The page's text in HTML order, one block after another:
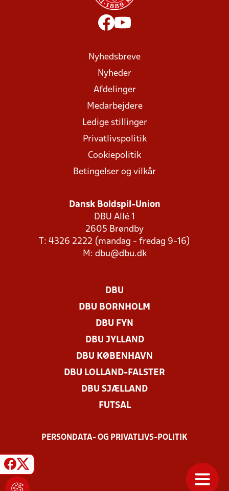
Nyhedsbreve
Nyheder
Afdelinger
Medarbejdere
Ledige stillinger
Privatlivspolitik
Cookiepolitik
Betingelser og vilkår
Dansk Boldspil-Union
DBU Allé 1
2605 Brøndby
T: 4326 2222 (mandag - fredag 9-16)
M: dbu@dbu.dk
DBU
DBU BORNHOLM
DBU FYN
DBU JYLLAND
DBU KØBENHAVN
DBU LOLLAND-FALSTER
DBU SJÆLLAND
FUTSAL
PERSONDATA- OG PRIVATLIVS-POLITIK